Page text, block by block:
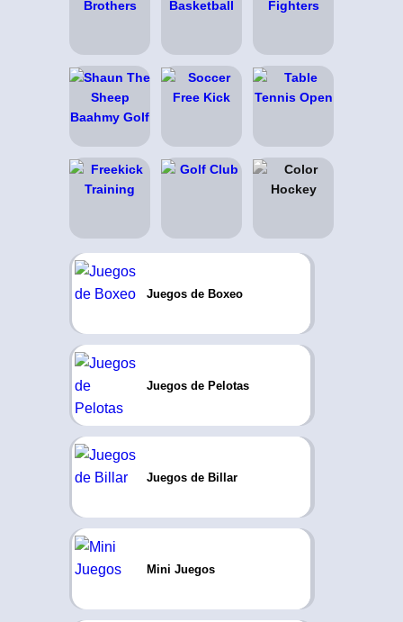
Juegos de Boxeo
Juegos de Pelotas
Juegos de Billar
Mini Juegos